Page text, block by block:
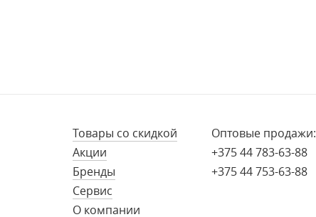
Товары со скидкой
Акции
Бренды
Сервис
О компании
Оптовые продажи:
+375 44 783-63-88
+375 44 753-63-88